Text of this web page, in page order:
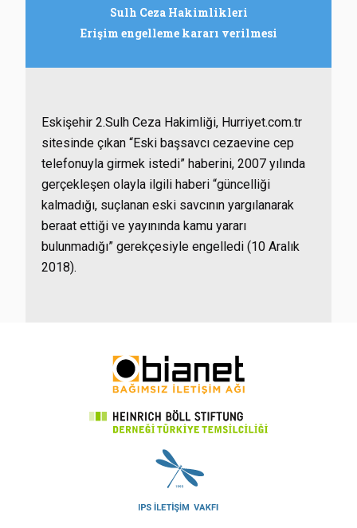
Sulh Ceza Hakimlikleri
Erişim engelleme kararı verilmesi
Eskişehir 2.Sulh Ceza Hakimliği, Hurriyet.com.tr
sitesinde çıkan “Eski başsavcı cezaevine cep
telefonuyla girmek istedi” haberini, 2007 yılında
gerçekleşen olayla ilgili haberi “güncelliği
kalmadığı, suçlanan eski savcının yargılanarak
beraat ettiği ve yayınında kamu yararı
bulunmadığı” gerekçesiyle engelledi (10 Aralık
2018).